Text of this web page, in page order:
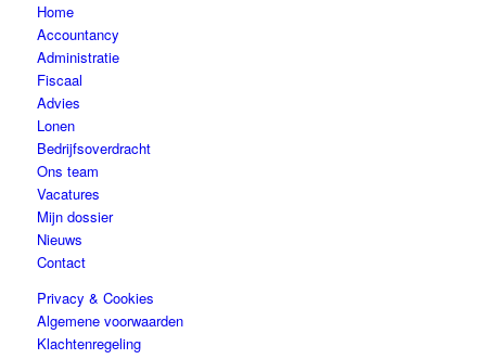
Home
Accountancy
Administratie
Fiscaal
Advies
Lonen
Bedrijfsoverdracht
Ons team
Vacatures
Mijn dossier
Nieuws
Contact
Privacy & Cookies
Algemene voorwaarden
Klachtenregeling